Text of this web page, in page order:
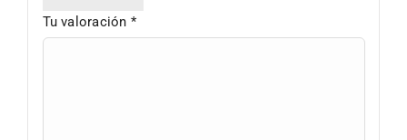
Tu valoración *